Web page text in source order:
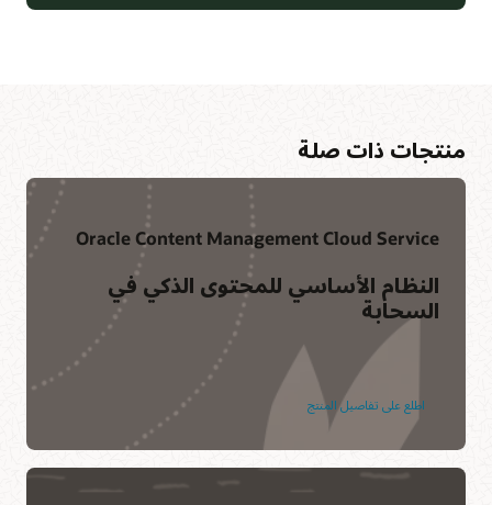
مجتمع العملاء
يساعد مجتمع Oracle WebCenter Site عبر الإنترنت الأعضاء على
مجاراة استراتيجية المنتجات، ويوفر قناة تعليقات على الحلول مباشرةً
لتطوير Oracle. ضمن هذا المجتمع، يمكن للأعضاء الاستفادة من المعرفة
الجماعية لعملاء Oracle وخبراء منتجاتها.
الانضمام إلى المحادثة
منتجات ذات صلة
Oracle Content Management Cloud Service
النظام الأساسي للمحتوى الذكي في
السحابة
اطلع على تفاصيل المنتج